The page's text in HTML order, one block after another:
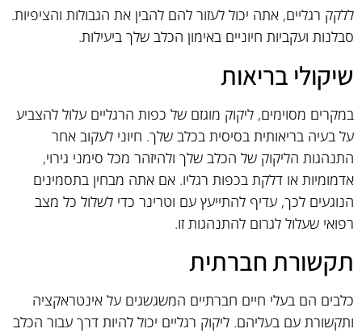
ללקק רגליים, אתה יכול לעזור להם להבין את הגבולות והציפיות.
סבלנות ועקביות חיוניים באימון הכלב שלך ביעילות.
שיקולי בריאות
במקרים מסוימים, ליקוק מוגזם של כפות הרגליים עלול להצביע
על בעיה בריאותית בסיסית בכלב שלך. חיוני לעקוב אחר
התנהגות הליקוק של הכלב שלך ולהיזהר מכל סימני גירוי,
אדמומיות או דלקת בכפות רגליו. אם אתה מבחין בתסמינים
הנוגעים לכך, עדיף להתייעץ עם וטרינר כדי לשלול כל מצב
רפואי שעלול לגרום להתנהגות זו.
תקשורת חברתית
כלבים הם בעלי חיים חברתיים המשגשגים על אינטראקציה
ותקשורת עם בעליהם. ליקוק רגליים יכול להיות דרך עבור הכלב